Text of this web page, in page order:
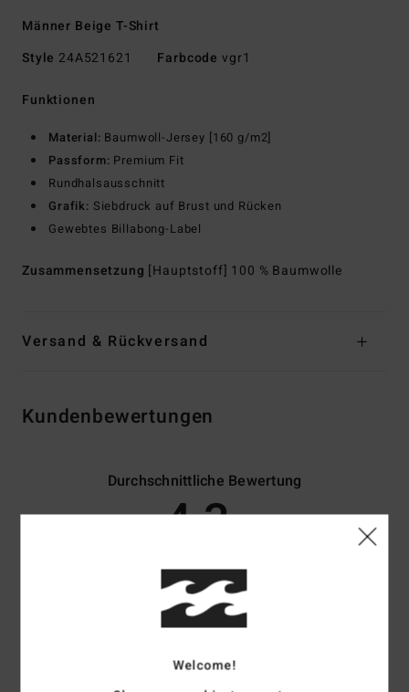
Männer Beige T-Shirt
Style 24A521621 Farbcode vgr1
Funktionen
Material: Baumwoll-Jersey [160 g/m2]
Passform: Premium Fit
Rundhalsausschnitt
Grafik: Siebdruck auf Brust und Rücken
Gewebtes Billabong-Label
Zusammensetzung [Hauptstoff] 100 % Baumwolle
Versand & Rückversand
Kundenbewertungen
Durchschnittliche Bewertung
4.3
3 verifizierten Bewertungen
67% unserer Kunden empfehlen dieses Produkt
Welcome!